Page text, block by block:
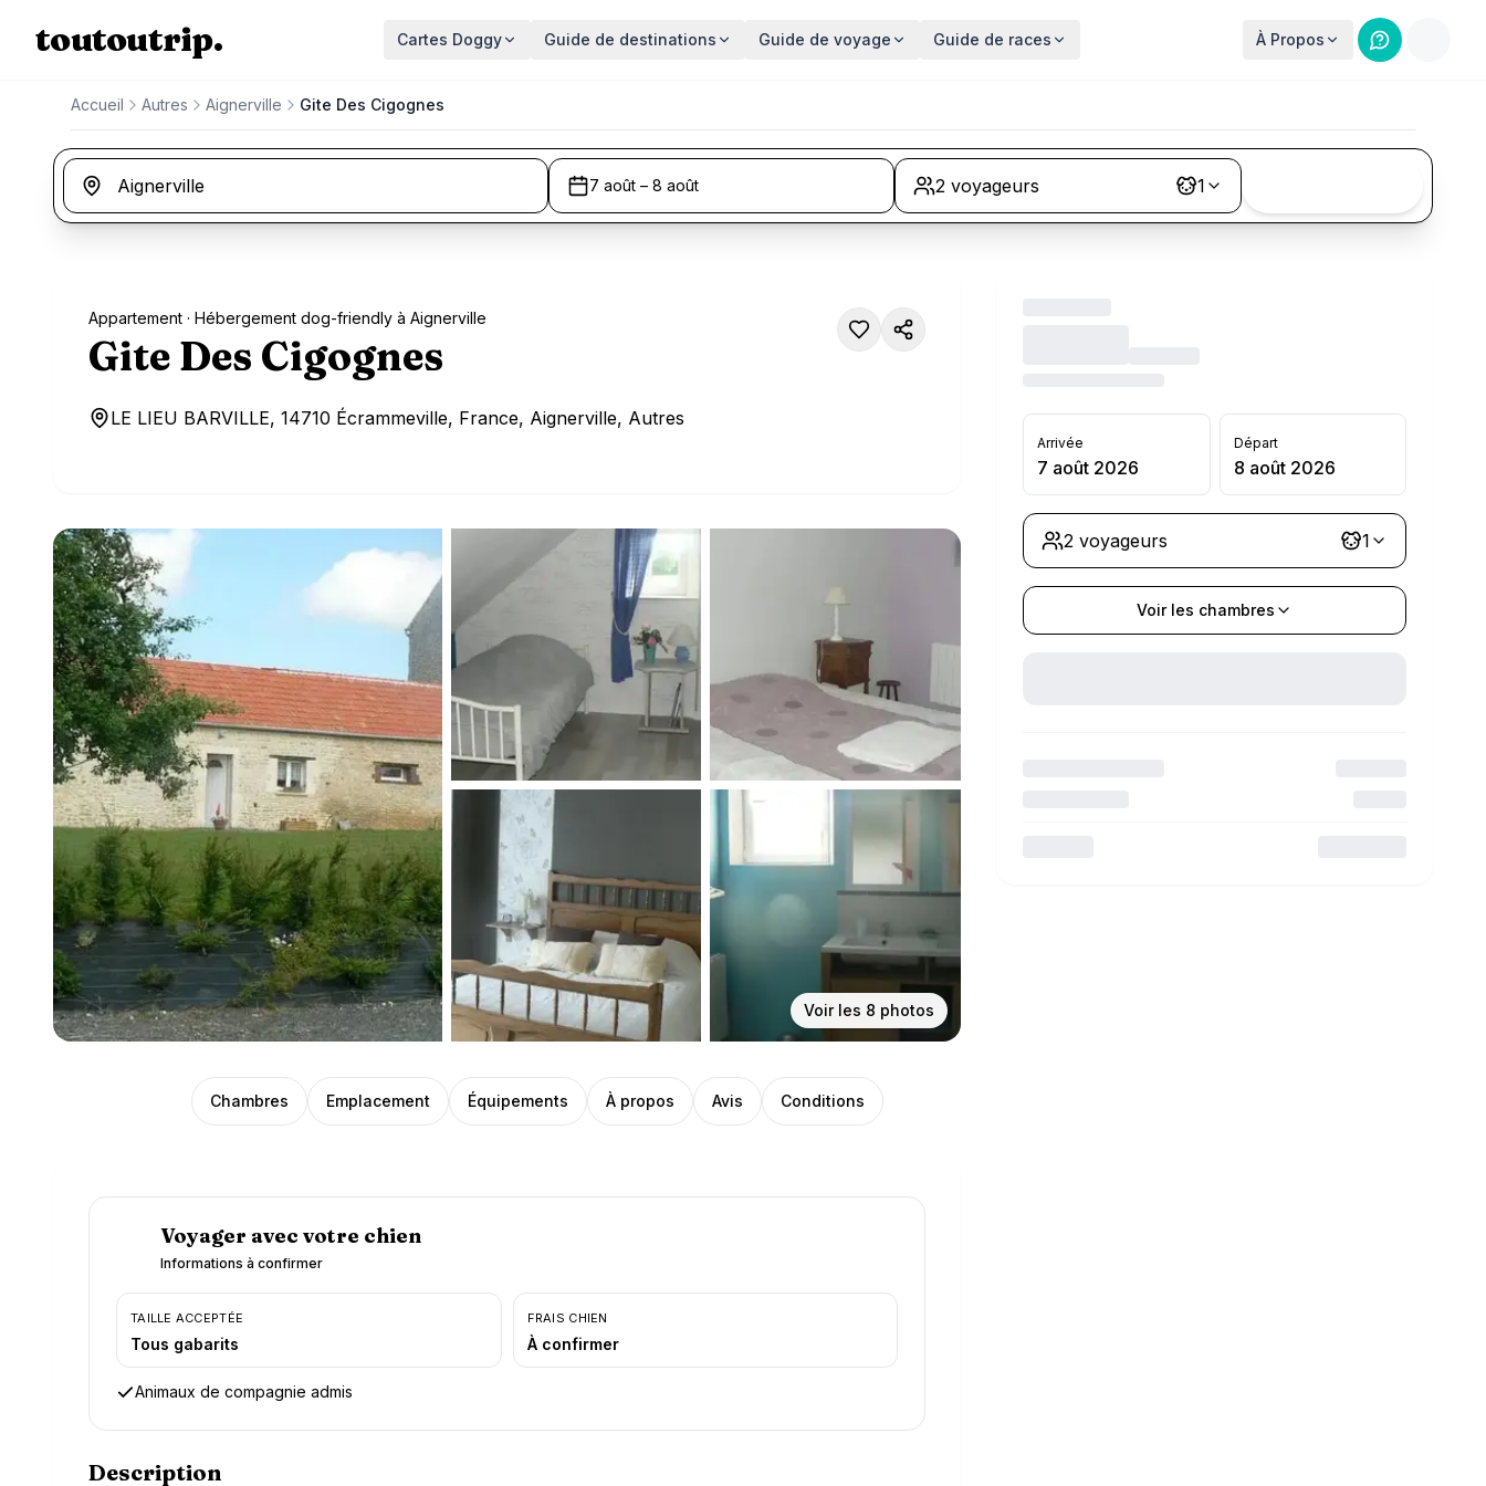
toutoutrip. Cartes Doggy Guide de destinations Guide de voyage Guide de races À Propos
Accueil Autres Aignerville Gite Des Cigognes
7 août – 8 août 2 voyageurs 1
Appartement · Hébergement dog-friendly à Aignerville
Gite Des Cigognes
LE LIEU BARVILLE, 14710 Écrammeville, France, Aignerville, Autres
Voir les 8 photos
Chambres Emplacement Équipements À propos Avis Conditions
Voyager avec votre chien
Informations à confirmer
TAILLE ACCEPTÉE
Tous gabarits
FRAIS CHIEN
À confirmer
Animaux de compagnie admis
Description
Arrivée
7 août 2026
Départ
8 août 2026
2 voyageurs 1
Voir les chambres